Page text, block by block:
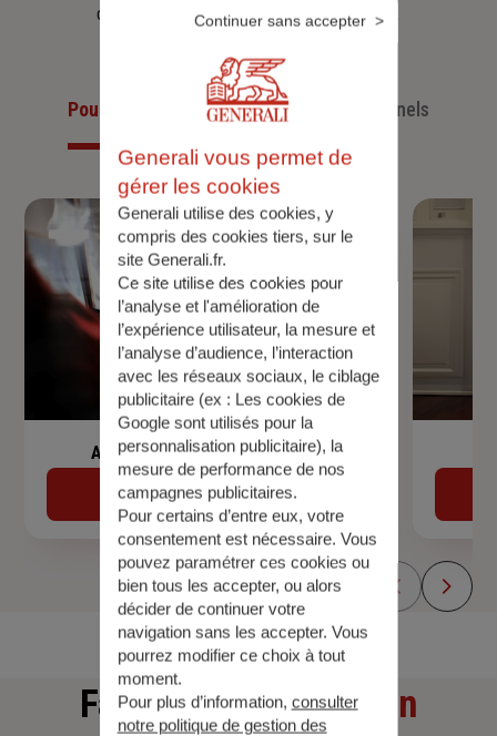
d’aujourd’hui et anticiper ceux de demain.
Pour les particuliersPour les professionnels
Assurance de prêt immobilier
Découvrir
Faitesune simulation
Generali vous permet de
gérer les cookies
Generali utilise des cookies, y
compris des cookies tiers, sur le
site Generali.fr.
Ce site utilise des cookies pour
l’analyse et l'amélioration de
l’expérience utilisateur, la mesure et
l’analyse d’audience, l’interaction
avec les réseaux sociaux, le ciblage
publicitaire (ex : Les cookies de
Google sont utilisés pour la
personnalisation publicitaire), la
mesure de performance de nos
campagnes publicitaires.
Pour certains d’entre eux, votre
consentement est nécessaire. Vous
pouvez paramétrer ces cookies ou
bien tous les accepter, ou alors
décider de continuer votre
navigation sans les accepter. Vous
pourrez modifier ce choix à tout
moment.
Pour plus d’information, consulter
notre politique de gestion des
Continuer sans accepter